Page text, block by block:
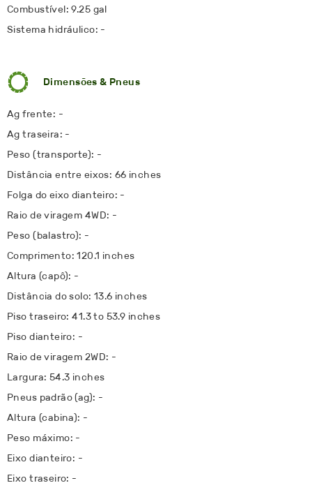
Combustível: 9.25 gal
Sistema hidráulico: -
Dimensões & Pneus
Ag frente: -
Ag traseira: -
Peso (transporte): -
Distância entre eixos: 66 inches
Folga do eixo dianteiro: -
Raio de viragem 4WD: -
Peso (balastro): -
Comprimento: 120.1 inches
Altura (capô): -
Distância do solo: 13.6 inches
Piso traseiro: 41.3 to 53.9 inches
Piso dianteiro: -
Raio de viragem 2WD: -
Largura: 54.3 inches
Pneus padrão (ag): -
Altura (cabina): -
Peso máximo: -
Eixo dianteiro: -
Eixo traseiro: -